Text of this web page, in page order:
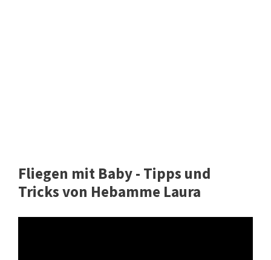
Fliegen mit Baby - Tipps und
Tricks von Hebamme Laura